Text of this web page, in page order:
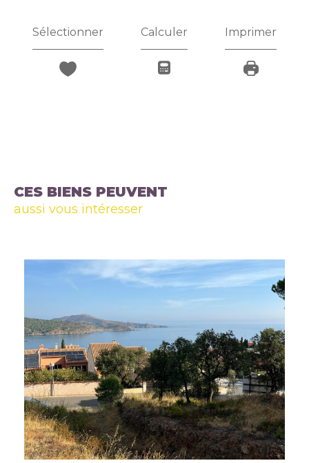
Sélectionner Calculer Imprimer
CES BIENS PEUVENT
aussi vous intéresser